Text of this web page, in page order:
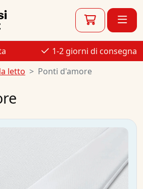
1-2 giorni di consegna
letto Ponti d'amore